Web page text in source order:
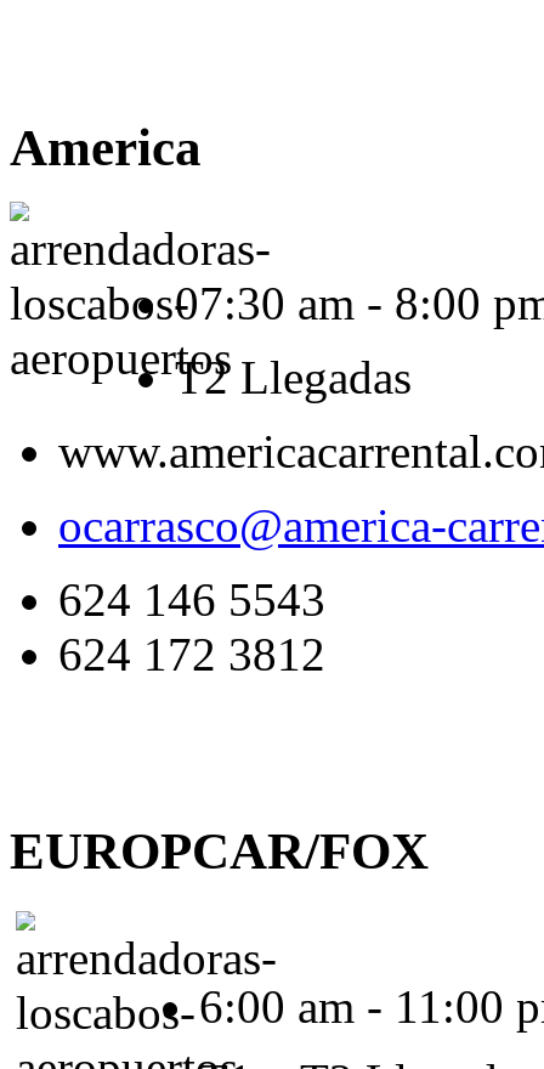
America
07:30 am - 8:00
T2 Llegadas
ocarrasco@america-
624 146 5543
624 172 3812
EUROPCAR/FOX
6:00 am - 11:00